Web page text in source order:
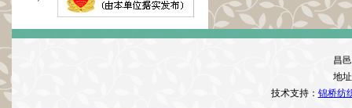
昌
地
技术支持： 锦桥纺